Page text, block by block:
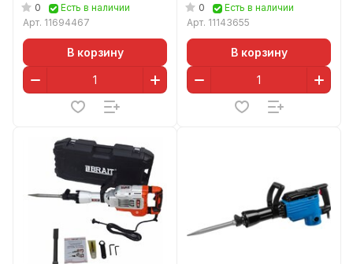
0
Есть в наличии
Арт. 11694467
В корзину
0
Есть в наличии
Арт. 11143655
В корзину